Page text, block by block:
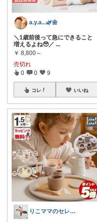
a.y.a...🌿🌼
＼1歳前後って急にできること
増えるよね🥹／ ...
￥ 8,800～
売切れ
0 0 9
コレ いいね
りこママのセレクトROOM